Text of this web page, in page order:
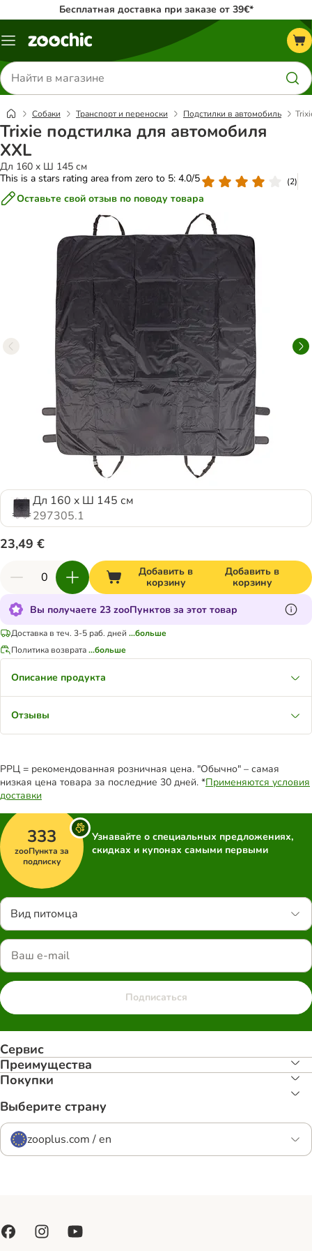
Бесплатная доставка при заказе от 39€*
Каталог
Поиск
товаров
Собаки Транспорт и переноски Подстилки в автомобиль
Trixie подстилка для автомобиля
XXL
Дл 160 x Ш 145 см
This is a stars rating area from zero to 5: 4.0/5
(2)
Оставьте свой отзыв по поводу товара
Дл 160 x Ш 145 см
297305.1
23,49 €
Добавить в
корзину
Добавить в
корзину
Вы получаете 23 zooПунктов за этот товар
Доставка в теч. 3-5 раб. дней ...больше
Политика возврата...больше
Описание продукта
Отзывы
РРЦ = рекомендованная розничная цена. "Обычно" – самая
низкая цена товара за последние 30 дней. *Применяются условия
доставки
333
zooПункта за
подписку
Узнавайте о специальных предложениях,
скидках и купонах самыми первыми
Вид питомца
Подписаться
Сервис
Преимуществa
Покупки
Выберите страну
zooplus.com / en